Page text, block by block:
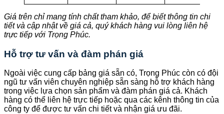
Giá trên chỉ mang tính chất tham khảo, để biết thông tin chi
tiết và cập nhật về giá cả, quý khách hàng vui lòng liên hệ
trực tiếp với Trọng Phúc.
Hỗ trợ tư vấn và đàm phán giá
Ngoài việc cung cấp bảng giá sẵn có, Trọng Phúc còn có đội
ngũ tư vấn viên chuyên nghiệp sẵn sàng hỗ trợ khách hàng
trong việc lựa chọn sản phẩm và đàm phán giá cả. Khách
hàng có thể liên hệ trực tiếp hoặc qua các kênh thông tin của
công ty để được tư vấn chi tiết và nhận giá ưu đãi.